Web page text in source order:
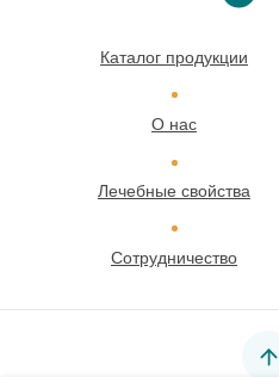
Каталог продукции
О нас
Лечебные свойства
Сотрудничество